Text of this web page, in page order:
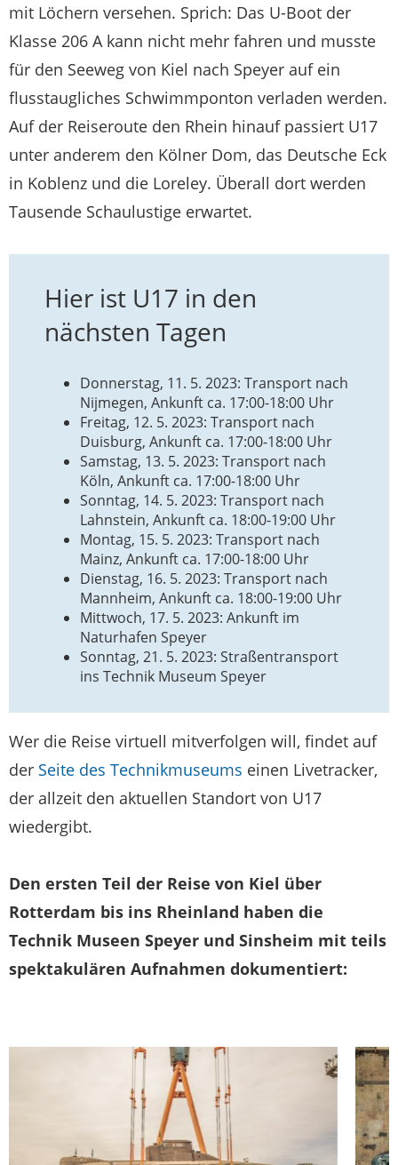
mit Löchern versehen. Sprich: Das U-Boot der
Klasse 206 A kann nicht mehr fahren und musste
für den Seeweg von Kiel nach Speyer auf ein
flusstaugliches Schwimmponton verladen werden.
Auf der Reiseroute den Rhein hinauf passiert U17
unter anderem den Kölner Dom, das Deutsche Eck
in Koblenz und die Loreley. Überall dort werden
Tausende Schaulustige erwartet.
Hier ist U17 in den
nächsten Tagen
Donnerstag, 11. 5. 2023: Transport nach
Nijmegen, Ankunft ca. 17:00-18:00 Uhr
Freitag, 12. 5. 2023: Transport nach
Duisburg, Ankunft ca. 17:00-18:00 Uhr
Samstag, 13. 5. 2023: Transport nach
Köln, Ankunft ca. 17:00-18:00 Uhr
Sonntag, 14. 5. 2023: Transport nach
Lahnstein, Ankunft ca. 18:00-19:00 Uhr
Montag, 15. 5. 2023: Transport nach
Mainz, Ankunft ca. 17:00-18:00 Uhr
Dienstag, 16. 5. 2023: Transport nach
Mannheim, Ankunft ca. 18:00-19:00 Uhr
Mittwoch, 17. 5. 2023: Ankunft im
Naturhafen Speyer
Sonntag, 21. 5. 2023: Straßentransport
ins Technik Museum Speyer
Wer die Reise virtuell mitverfolgen will, findet auf
der Seite des Technikmuseums einen Livetracker,
der allzeit den aktuellen Standort von U17
wiedergibt.
Den ersten Teil der Reise von Kiel über
Rotterdam bis ins Rheinland haben die
Technik Museen Speyer und Sinsheim mit teils
spektakulären Aufnahmen dokumentiert: